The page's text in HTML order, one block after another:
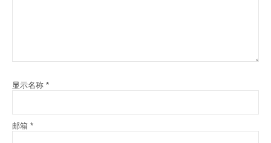
显示名称 *
邮箱 *